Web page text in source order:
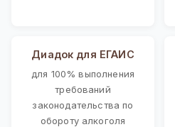
Диадок для ЕГАИС
для 100% выполнения
требований
законодательства по
обороту алкоголя